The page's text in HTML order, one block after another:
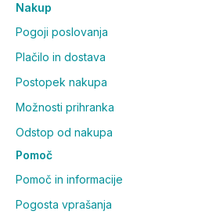
Nakup
Pogoji poslovanja
Plačilo in dostava
Postopek nakupa
Možnosti prihranka
Odstop od nakupa
Pomoč
Pomoč in informacije
Pogosta vprašanja